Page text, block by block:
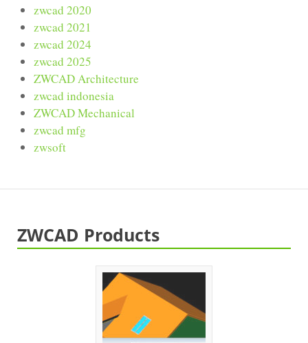
zwcad 2020
zwcad 2021
zwcad 2024
zwcad 2025
ZWCAD Architecture
zwcad indonesia
ZWCAD Mechanical
zwcad mfg
zwsoft
ZWCAD Products